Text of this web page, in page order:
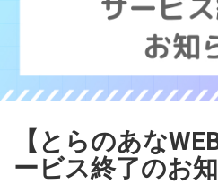
【とらのあな
ービス終了のお